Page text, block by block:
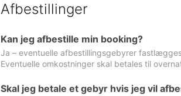
Afbestillinger
Kan jeg afbestille min booking?
Ja – eventuelle afbestillingsgebyrer
Eventuelle omkostninger skal betales til
Skal jeg betale et gebyr hvis jeg vil